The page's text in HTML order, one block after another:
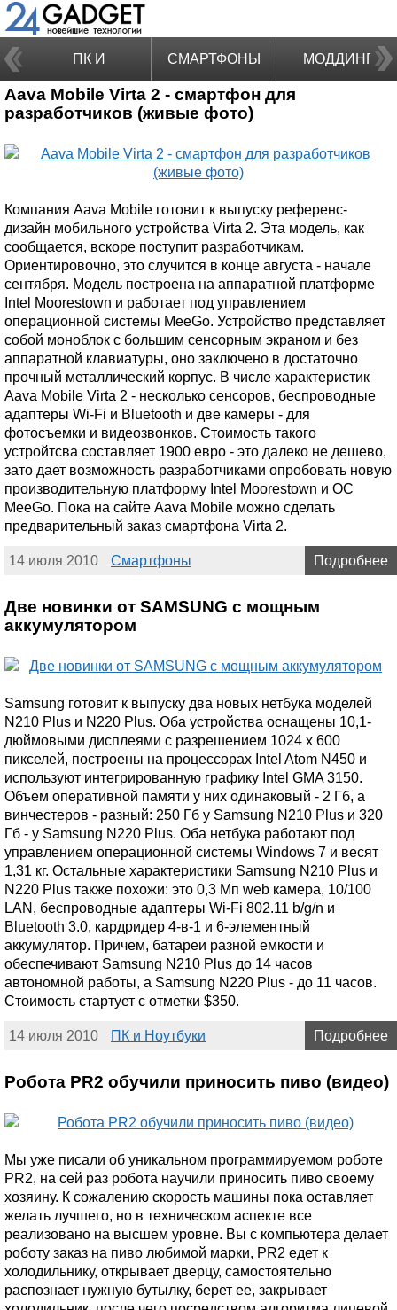
ПК И
НОУТБУКИ
СМАРТФОНЫ МОДДИНГ
Aava Mobile Virta 2 - смартфон для
разработчиков (живые фото)
Компания Aava Mobile готовит к выпуску референс-
дизайн мобильного устройства Virta 2. Эта модель, как
сообщается, вскоре поступит разработчикам.
Ориентировочно, это случится в конце августа - начале
сентября. Модель построена на аппаратной платформе
Intel Moorestown и работает под управлением
операционной системы MeeGo. Устройство представляет
собой моноблок с большим сенсорным экраном и без
аппаратной клавиатуры, оно заключено в достаточно
прочный металлический корпус. В числе характеристик
Aava Mobile Virta 2 - несколько сенсоров, беспроводные
адаптеры Wi-Fi и Bluetooth и две камеры - для
фотосъемки и видеозвонков. Стоимость такого
устройтсва составляет 1900 евро - это далеко не дешево,
зато дает возможность разработчиками опробовать новую
производительную платформу Intel Moorestown и ОС
MeeGo. Пока на сайте Aava Mobile можно сделать
предварительный заказ смартфона Virta 2.
14 июля 2010 Смартфоны Подробнее
Две новинки от SAMSUNG с мощным
аккумулятором
Samsung готовит к выпуску два новых нетбука моделей
N210 Plus и N220 Plus. Оба устройства оснащены 10,1-
дюймовыми дисплеями с разрешением 1024 x 600
пикселей, построены на процессорах Intel Atom N450 и
используют интегрированную графику Intel GMA 3150.
Объем оперативной памяти у них одинаковый - 2 Гб, а
винчестеров - разный: 250 Гб у Samsung N210 Plus и 320
Гб - у Samsung N220 Plus. Оба нетбука работают под
управлением операционной системы Windows 7 и весят
1,31 кг. Остальные характеристики Samsung N210 Plus и
N220 Plus также похожи: это 0,3 Мп web камера, 10/100
LAN, беспроводные адаптеры Wi-Fi 802.11 b/g/n и
Bluetooth 3.0, кардридер 4-в-1 и 6-элементный
аккумулятор. Причем, батареи разной емкости и
обеспечивают Samsung N210 Plus до 14 часов
автономной работы, а Samsung N220 Plus - до 11 часов.
Стоимость стартует с отметки $350.
14 июля 2010 ПК и Ноутбуки Подробнее
Робота PR2 обучили приносить пиво (видео)
Мы уже писали об уникальном программируемом роботе
PR2, на сей раз робота научили приносить пиво своему
хозяину. К сожалению скорость машины пока оставляет
желать лучшего, но в техническом аспекте все
реализовано на высшем уровне. Вы с компьютера делает
роботу заказ на пиво любимой марки, PR2 едет к
холодильнику, открывает дверцу, самостоятельно
распознает нужную бутылку, берет ее, закрывает